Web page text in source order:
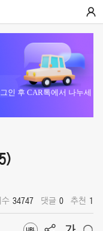
인 후 CAR톡에서 나누세
수 34747 댓글 0 추천 1